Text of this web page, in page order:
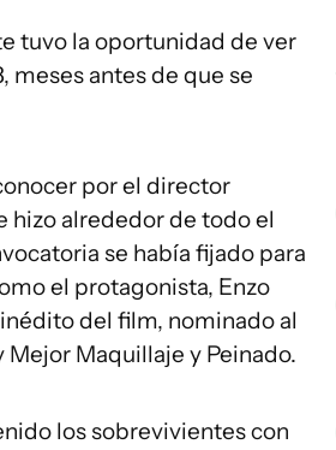
tuvo la oportunidad de ver
meses antes de que se
por el director
hizo alrededor de todo el
se había fijado para
el protagonista, Enzo
del film, nominado al
Maquillaje y Peinado.
los sobrevivientes con